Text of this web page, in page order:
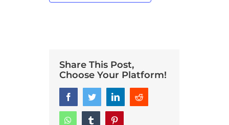
Share This Post,
Choose Your Platform!
FacebookTwitterLinkedInReddit
WhatsappTumblr